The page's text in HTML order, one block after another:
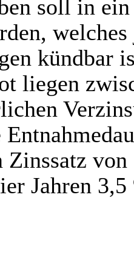
soll in
kündbar
liegen
Jahren